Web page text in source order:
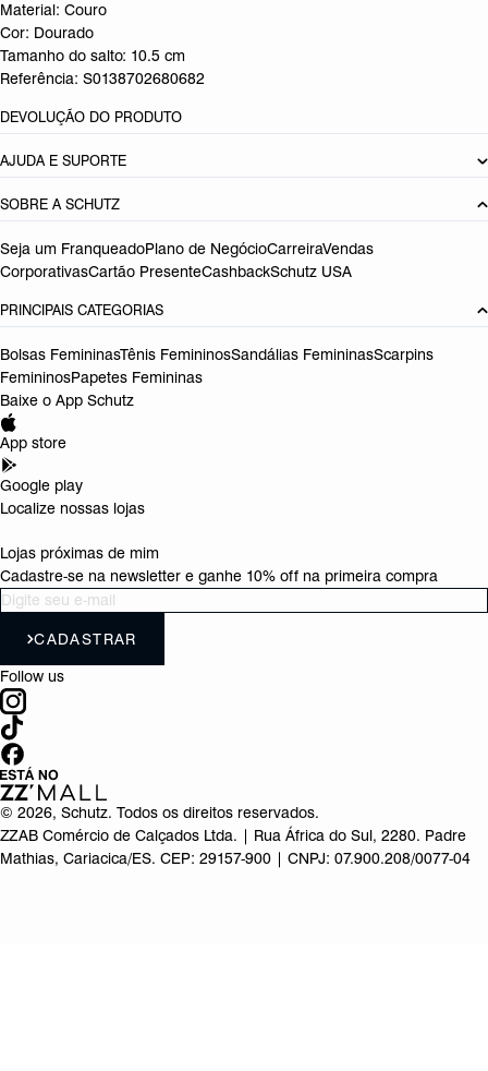
Material: Couro
Cor: Dourado
Tamanho do salto: 10.5 cm
Referência: S0138702680682
DEVOLUÇÃO DO PRODUTO
AJUDA E SUPORTE
SOBRE A SCHUTZ
Seja um FranqueadoPlano de NegócioCarreiraVendas
CorporativasCartão PresenteCashbackSchutz USA
PRINCIPAIS CATEGORIAS
Bolsas FemininasTênis FemininosSandálias FemininasScarpins
FemininosPapetes Femininas
Baixe o App Schutz
App store
Google play
Localize nossas lojas
Lojas próximas de mim
Cadastre-se na newsletter e ganhe 10% off na primeira compra
CADASTRAR
Follow us
© 2026, Schutz. Todos os direitos reservados.
ZZAB Comércio de Calçados Ltda. | Rua África do Sul, 2280. Padre
Mathias, Cariacica/ES. CEP: 29157-900 | CNPJ: 07.900.208/0077-04